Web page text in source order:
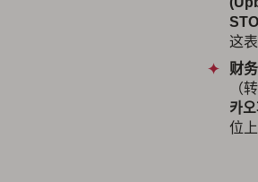
这
财
（
카오
位